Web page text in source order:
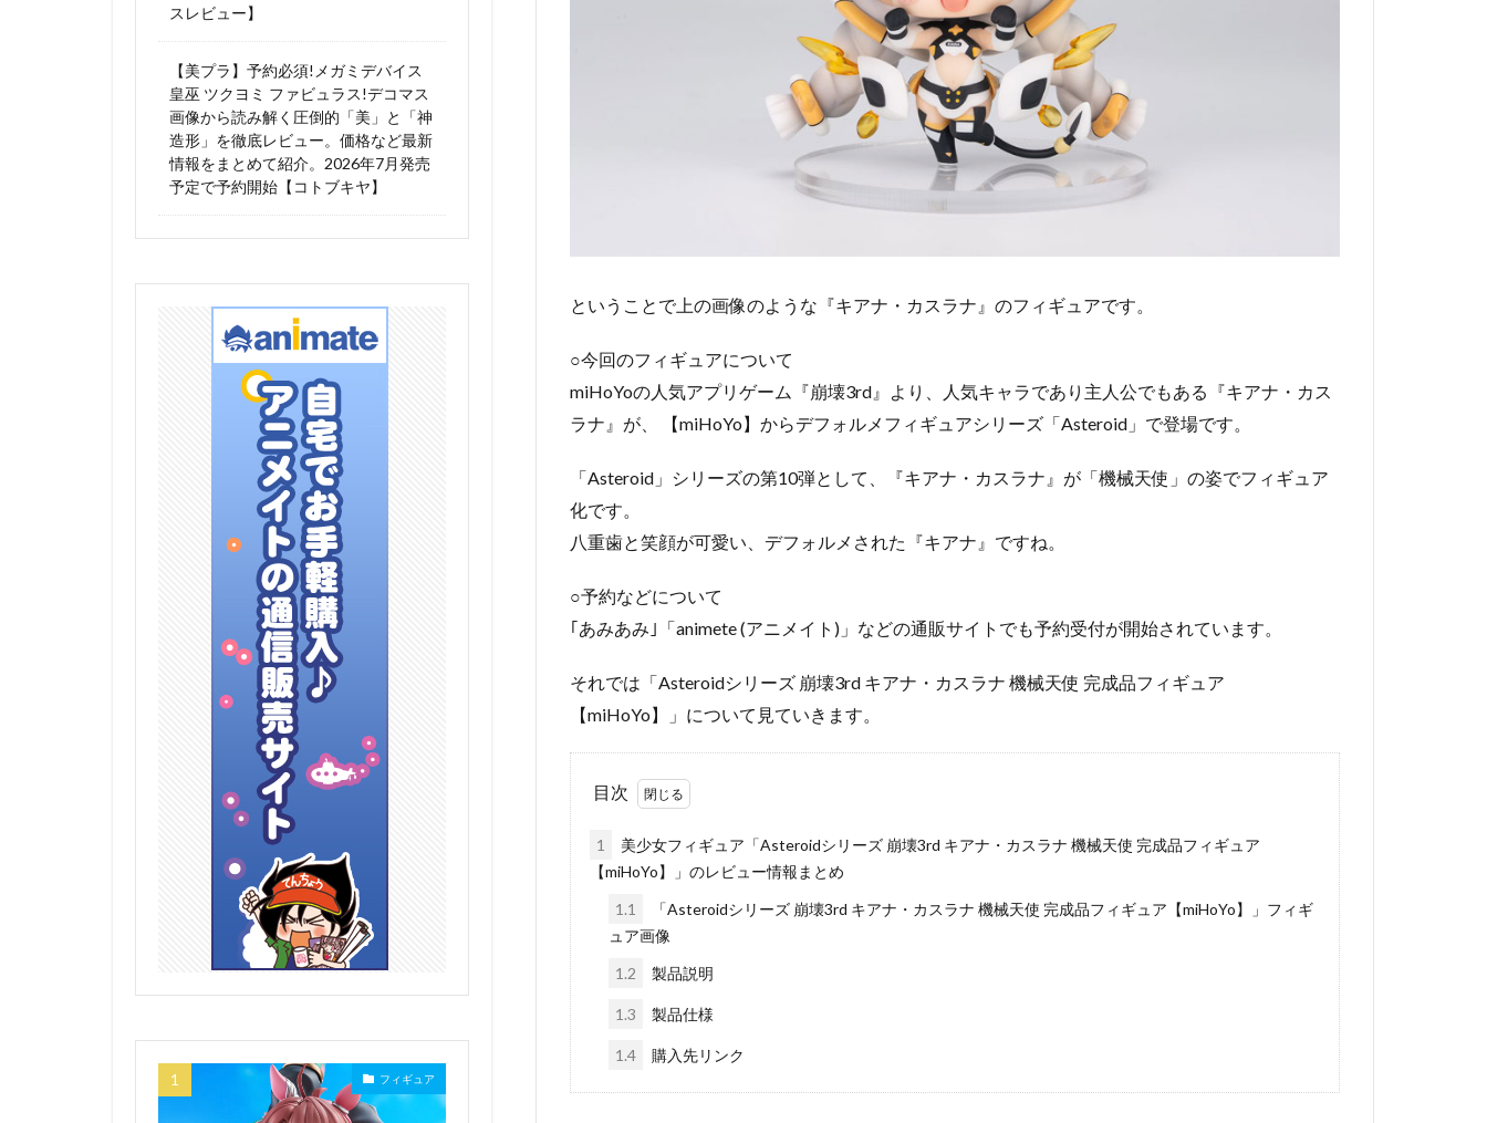
ということで上の画像のような『キアナ・カスラナ』のフィギュアです。
○今回のフィギュアについて
miHoYoの人気アプリゲーム『崩壊3rd』より、人気キャラであり主人公でもある『キアナ・カス
ラナ』が、 【miHoYo】からデフォルメフィギュアシリーズ「Asteroid」で登場です。
「Asteroid」シリーズの第10弾として、『キアナ・カスラナ』が「機械天使」の姿でフィギュア
化です。
八重歯と笑顔が可愛い、デフォルメされた『キアナ』ですね。
○予約などについて
｢あみあみ｣「animete (アニメイト)」などの通販サイトでも予約受付が開始されています。
それでは「Asteroidシリーズ 崩壊3rd キアナ・カスラナ 機械天使 完成品フィギュア
【miHoYo】」について見ていきます。
目次
1
美少女フィギュア「Asteroidシリーズ 崩壊3rd キアナ・カスラナ 機械天使 完成品フィギュア
【miHoYo】」のレビュー情報まとめ
1.1
「Asteroidシリーズ 崩壊3rd キアナ・カスラナ 機械天使 完成品フィギュア【miHoYo】」フィギ
ュア画像
1.2
製品説明
1.3 製品仕様
1.4 購入先リンク
スレビュー】
【美プラ】予約必須!メガミデバイス
皇巫 ツクヨミ ファビュラス!デコマス
画像から読み解く圧倒的「美」と「神
造形」を徹底レビュー。価格など最新
情報をまとめて紹介。2026年7月発売
予定で予約開始【コトブキヤ】
フィギュア